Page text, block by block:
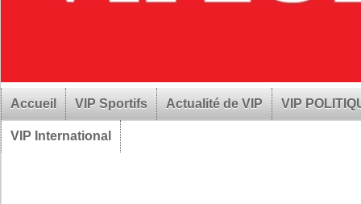
Accueil VIP Sportifs Actualité de VIP VIP
VIP International